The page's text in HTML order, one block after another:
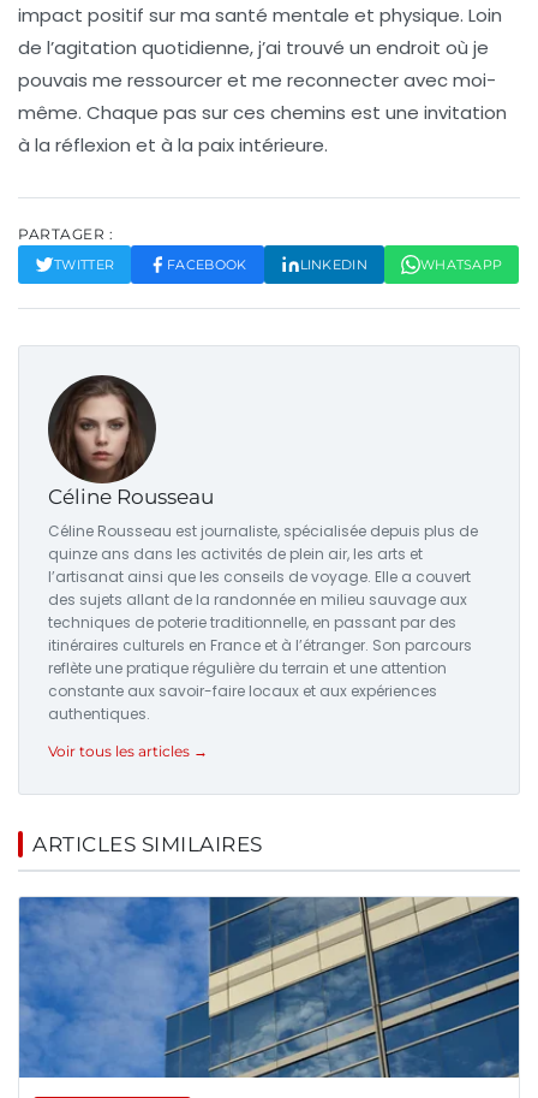
impact positif sur ma santé mentale et physique. Loin
de l’agitation quotidienne, j’ai trouvé un endroit où je
pouvais me ressourcer et me reconnecter avec moi-
même. Chaque pas sur ces chemins est une invitation
à la réflexion et à la paix intérieure.
PARTAGER :
TWITTER FACEBOOK LINKEDIN WHATSAPP
Céline Rousseau
Céline Rousseau est journaliste, spécialisée depuis plus de
quinze ans dans les activités de plein air, les arts et
l’artisanat ainsi que les conseils de voyage. Elle a couvert
des sujets allant de la randonnée en milieu sauvage aux
techniques de poterie traditionnelle, en passant par des
itinéraires culturels en France et à l’étranger. Son parcours
reflète une pratique régulière du terrain et une attention
constante aux savoir-faire locaux et aux expériences
authentiques.
Voir tous les articles →
ARTICLES SIMILAIRES